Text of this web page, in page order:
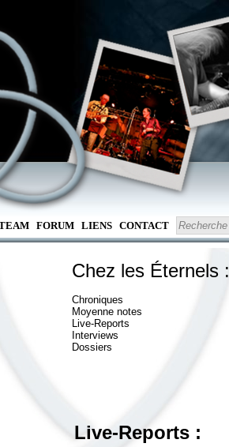
FORUM LIENS CONTACT
Chez les Éternels :
Chroniques
Moyenne notes
Live-Reports
Interviews
Dossiers
Live-Reports :